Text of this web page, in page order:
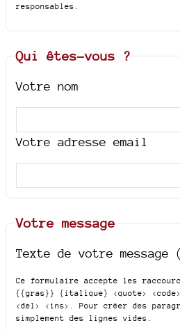
responsables.
Qui êtes-vous ?
Votre nom
Votre adresse email
Votre message
Texte de votre
Ce formulaire accepte les
{{gras}} {italique} <quote> <code>
<del> <ins>
. Pour créer des
simplement des lignes vides.